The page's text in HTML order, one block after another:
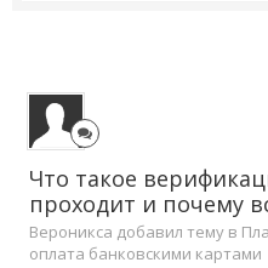
Что такое
проходит и почему
Вероникса добавил тему в
оплата банковскими картами